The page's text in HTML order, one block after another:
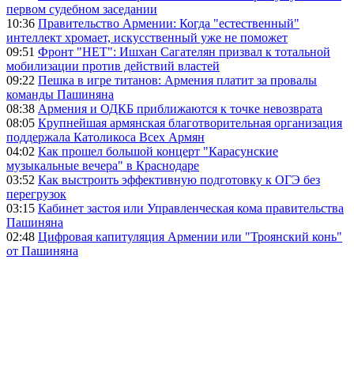
первом судебном заседании
10:36 Правительство Армении: Когда "естественный"
интеллект хромает, искусственный уже не поможет
09:51 Фронт "НЕТ": Ишхан Сагателян призвал к тотальной
мобилизации против действий властей
09:22 Пешка в игре титанов: Армения платит за провалы
команды Пашиняна
08:38 Армения и ОДКБ приближаются к точке невозврата
08:05 Крупнейшая армянская благотворительная организация
поддержала Католикоса Всех Армян
04:02 Как прошел большой концерт "Карасунские
музыкальные вечера" в Краснодаре
03:52 Как выстроить эффективную подготовку к ОГЭ без
перегрузок
03:15 Кабинет застоя или Управленческая кома правительства
Пашиняна
02:48 Цифровая капитуляция Армении или "Троянский конь"
от Пашиняна